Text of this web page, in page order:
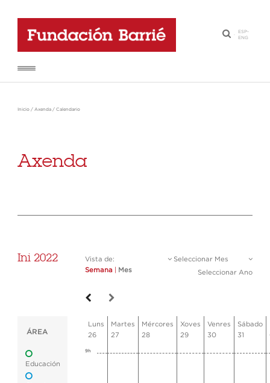
·
ESP-
ENG
Inicio / Axenda / Calendario
Axenda
Ini 2022
Vista de:
Semana
Mes
Seleccionar Mes
Seleccionar Ano
ÁREA
Educación
Luns
26
Martes
27
Mércores
28
Xoves
29
Venres
30
Sábado
31
9h